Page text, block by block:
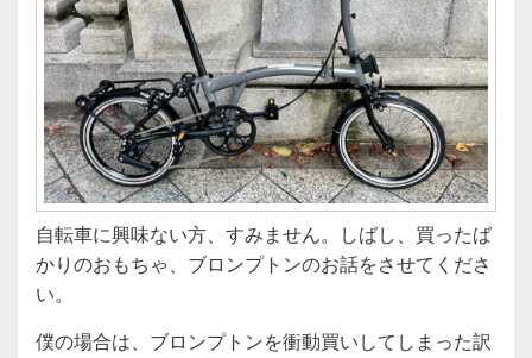
自転車に興味ない方、すみません。しばし、買ったば
かりのおもちゃ、ブロンプトンのお話をさせてくださ
い。
僕の場合は、ブロンプトンを衝動買いしてしまった訳